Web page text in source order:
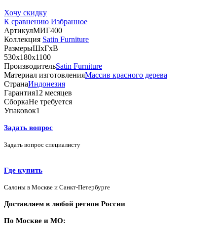
Хочу скидку
К сравнению Избранное
АртикулМИГ400
Коллекция Satin Furniture
РазмерыШхГхВ
530х180х1100
ПроизводительSatin Furniture
Материал изготовленияМассив красного дерева
СтранаИндонезия
Гарантия12 месяцев
СборкаНе требуется
Упаковок1
Задать вопрос
Задать вопрос специалисту
Где купить
Салоны в Москве и Санкт-Петербурге
Доставляем в любой регион России
По Москве и МО: